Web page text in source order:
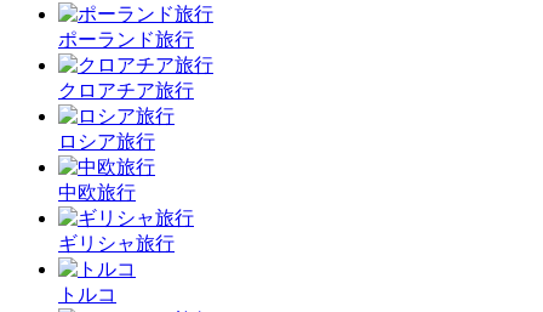
ポーランド旅行
クロアチア旅行
ロシア旅行
中欧旅行
ギリシャ旅行
トルコ